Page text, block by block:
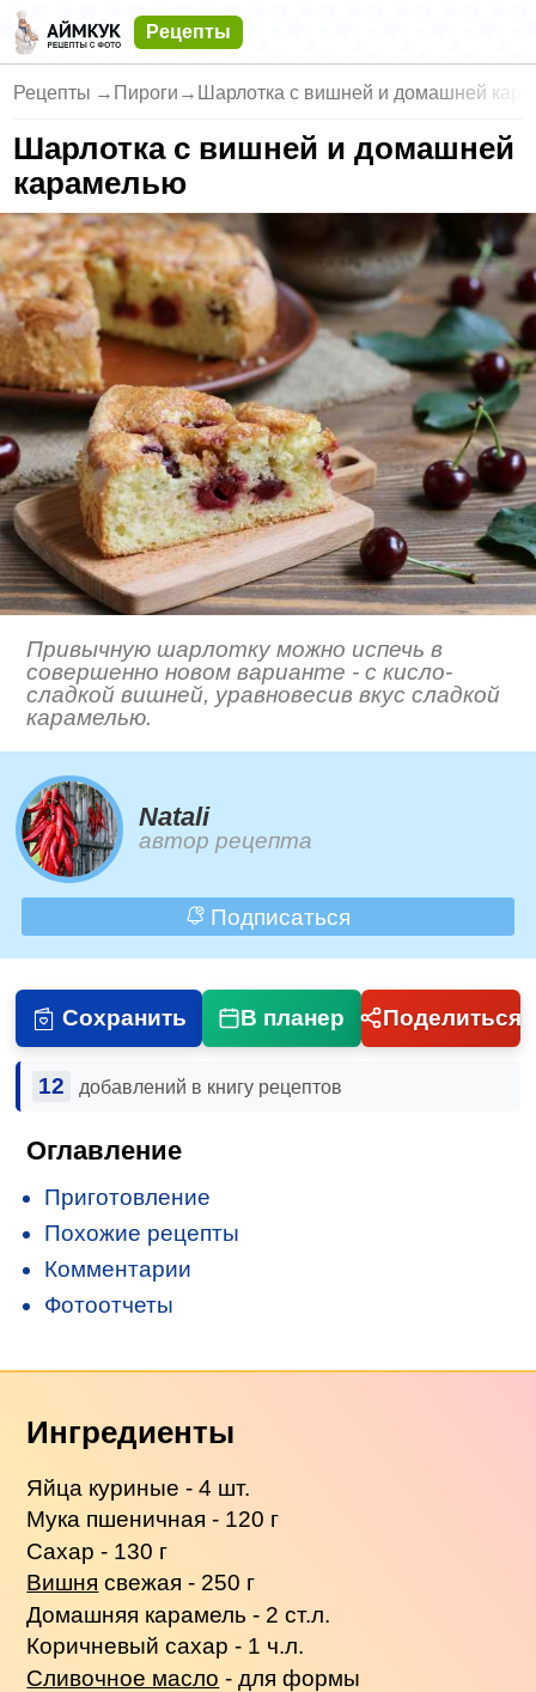
Рецепты
Рецепты → Пироги → Шарлотка с вишней и домашней
Шарлотка с вишней и домашней
карамелью
Привычную шарлотку можно испечь в
совершенно новом варианте - с кисло-
сладкой вишней, уравновесив вкус сладкой
карамелью.
Natali
автор рецепта
Подписаться
Сохранить В планер Поделиться
12 добавлений в книгу рецептов
Оглавление
Приготовление
Похожие рецепты
Комментарии
Фотоотчеты
Ингредиенты
Яйца куриные - 4 шт.
Мука пшеничная - 120 г
Сахар - 130 г
Вишня свежая - 250 г
Домашняя карамель - 2 ст.л.
Коричневый сахар - 1 ч.л.
Сливочное масло - для формы